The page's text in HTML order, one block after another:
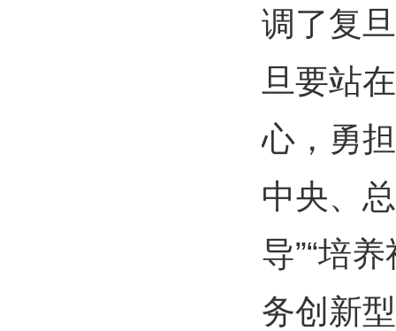
调了复
旦要站
心，勇
中央、
导”“培
务创新